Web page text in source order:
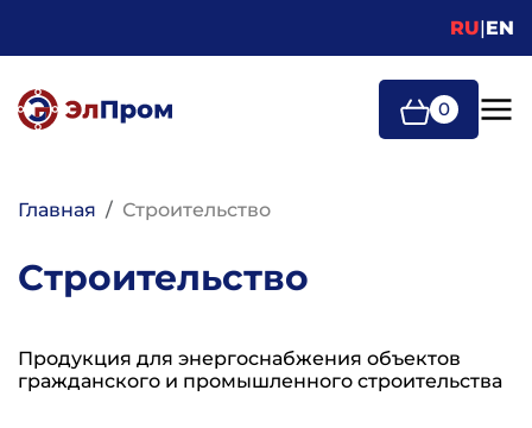
RU|EN
0
Строка навигации
Главная Строительство
Строительство
Продукция для энергоснабжения объектов
гражданского и промышленного строительства